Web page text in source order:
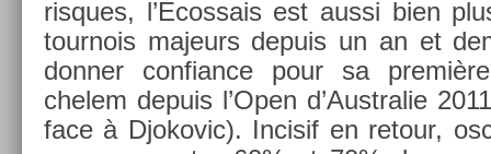
ris­ques, l’Ecos­sais est aussi bien
tour­nois majeurs de­puis un an et
donn­er con­fian­ce pour sa
chelem de­puis l’Open d’Australie
face à Djokovic). In­cisif en re­tour,